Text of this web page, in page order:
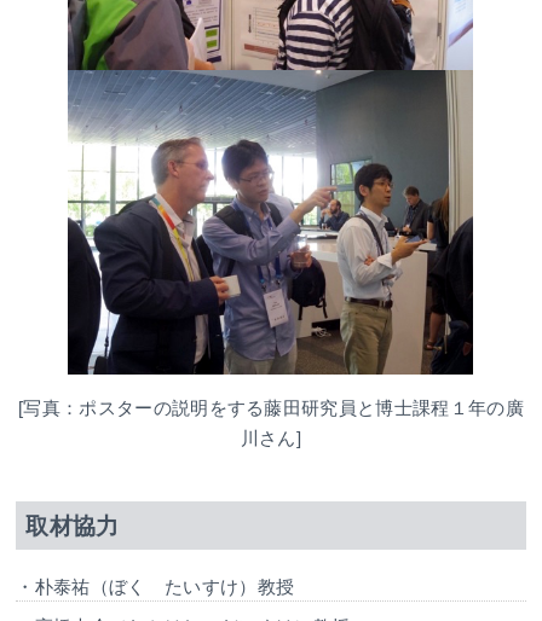
[写真：ポスターの説明をする藤田研究員と博士課程１年の廣
川さん]
取材協力
・朴泰祐（ぼく たいすけ）教授